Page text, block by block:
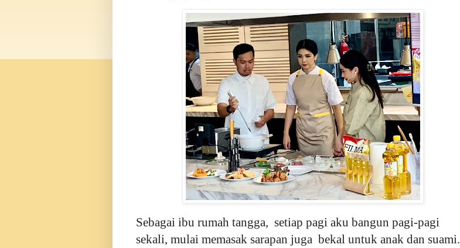
Sebagai ibu rumah tangga, setiap pagi aku bangun pagi-pagi
sekali, mulai memasak sarapan juga bekal untuk anak dan suami.